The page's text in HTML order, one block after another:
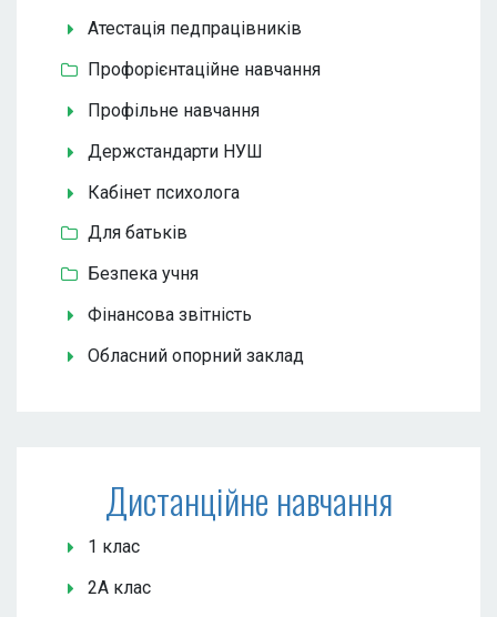
Атестація педпрацівників
Профорієнтаційне навчання
Профільне навчання
Держстандарти НУШ
Кабінет психолога
Для батьків
Безпека учня
Фінансова звітність
Обласний опорний заклад
Дистанційне навчання
1 клас
2А клас